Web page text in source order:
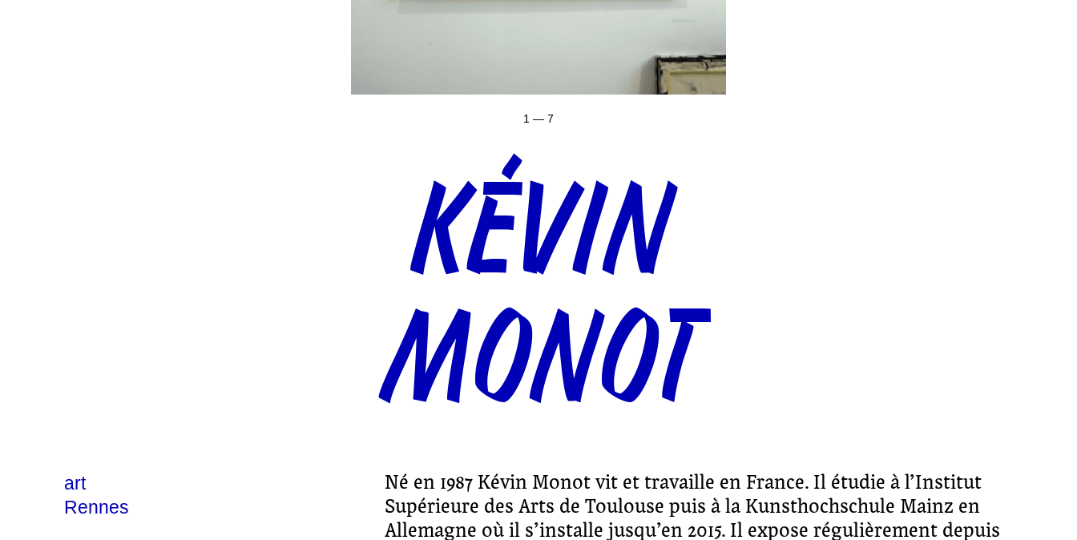
1 — 7
KÉVIN
MONOT
art
Rennes
Né en 1987 Kévin Monot vit et travaille en France. Il étudie à l’Institut
Supérieure des Arts de Toulouse puis à la Kunsthochschule Mainz en
Allemagne où il s’installe jusqu’en 2015. Il expose régulièrement depuis